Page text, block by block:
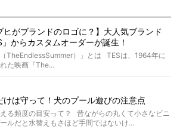
ヒがブランドのロゴに？】大人気ブランド
」からカスタムオーダーが誕生！
（TheEndlessSummer）」とは TESは、1964年に
た映画『The...
けは守って！犬のプール遊びの注意点
る頻度の目安って？ 昔ながらの丸くて小さなビニ
ルだと水替えもさほど手間ではないけ...